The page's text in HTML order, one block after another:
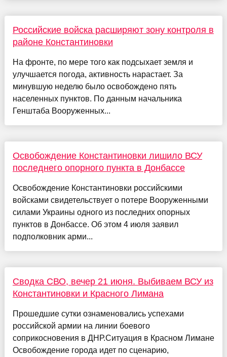
Российские войска расширяют зону контроля в
районе Константиновки
На фронте, по мере того как подсыхает земля и
улучшается погода, активность нарастает. За
минувшую неделю было освобождено пять
населенных пунктов. По данным начальника
Генштаба Вооруженных...
Освобождение Константиновки лишило ВСУ
последнего опорного пункта в Донбассе
Освобождение Константиновки российскими
войсками свидетельствует о потере Вооруженными
силами Украины одного из последних опорных
пунктов в Донбассе. Об этом 4 июля заявил
подполковник арми...
Сводка СВО, вечер 21 июня. Выбиваем ВСУ из
Константиновки и Красного Лимана
Прошедшие сутки ознаменовались успехами
российской армии на линии боевого
соприкосновения в ДНР.Ситуация в Красном Лимане
Освобождение города идет по сценарию,